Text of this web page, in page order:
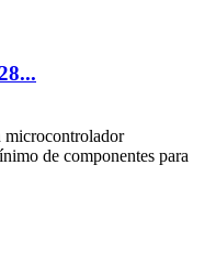
microcontrolador
de componentes para